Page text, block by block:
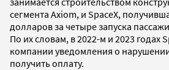
сегмента Axiom, и SpaceX,
долларов за четыре запуска
По их словам, в 2022-м и 2023 годах
компании уведомления о
получить оплату.